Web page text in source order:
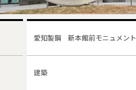
愛知製鋼 新本館前モニュメント
建築